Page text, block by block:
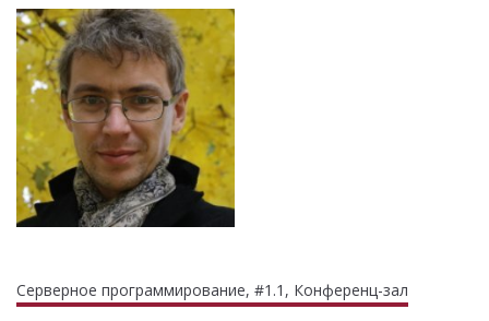
Серверное программирование, #1.1, Конференц-зал